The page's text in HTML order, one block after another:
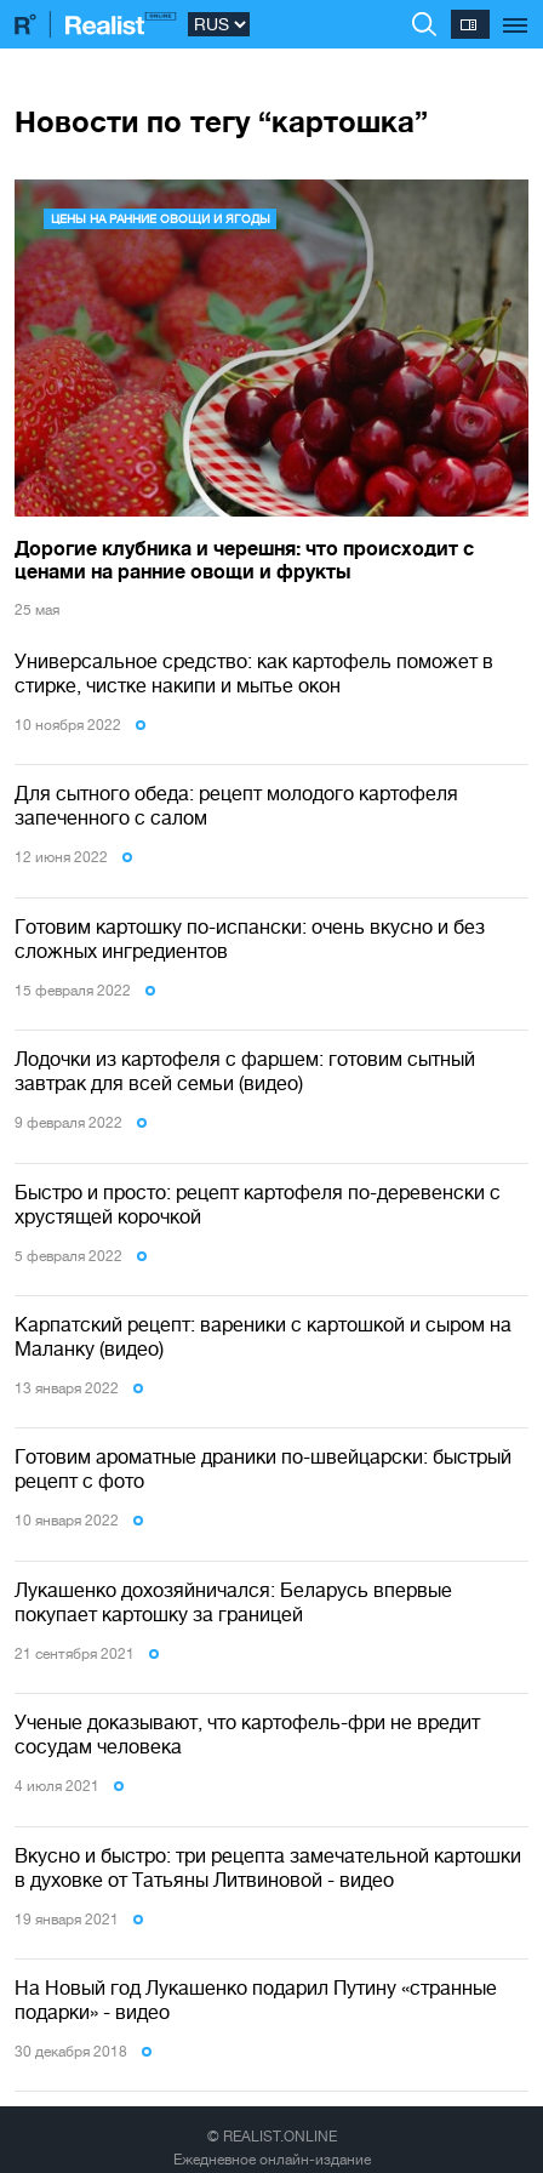
Новости по тегу “картошка”
ЦЕНЫ НА РАННИЕ ОВОЩИ И ЯГОДЫ
Дорогие клубника и черешня: что происходит с
ценами на ранние овощи и фрукты
25 мая
Универсальное средство: как картофель поможет в
стирке, чистке накипи и мытье окон
10 ноября 2022
Для сытного обеда: рецепт молодого картофеля
запеченного с салом
12 июня 2022
Готовим картошку по-испански: очень вкусно и без
сложных ингредиентов
15 февраля 2022
Лодочки из картофеля с фаршем: готовим сытный
завтрак для всей семьи (видео)
9 февраля 2022
Быстро и просто: рецепт картофеля по-деревенски с
хрустящей корочкой
5 февраля 2022
Карпатский рецепт: вареники с картошкой и сыром на
Маланку (видео)
13 января 2022
Готовим ароматные драники по-швейцарски: быстрый
рецепт с фото
10 января 2022
Лукашенко дохозяйничался: Беларусь впервые
покупает картошку за границей
21 сентября 2021
Ученые доказывают, что картофель-фри не вредит
сосудам человека
4 июля 2021
Вкусно и быстро: три рецепта замечательной картошки
в духовке от Татьяны Литвиновой - видео
19 января 2021
На Новый год Лукашенко подарил Путину «странные
подарки» - видео
30 декабря 2018
© REALIST.ONLINE
Ежедневное онлайн-издание